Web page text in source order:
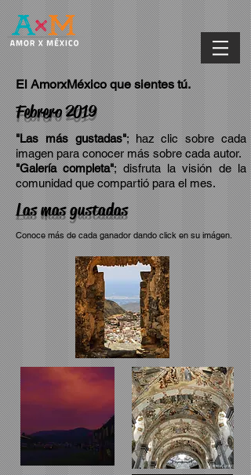
El AmorxMéxico que sientes tú.
Febrero 2019
"Las más gustadas"; haz clic sobre cada
imagen para conocer más sobre cada autor.
"Galería completa"; disfruta la visión de la
comunidad que compartió para el mes.
Las mas gustadas
Conoce más de cada ganador dando click en su imágen.